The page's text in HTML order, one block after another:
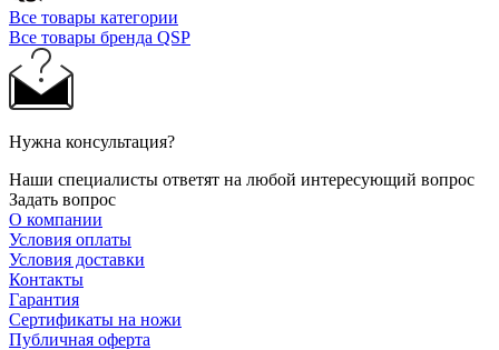
Все товары категории
Все товары бренда QSP
Нужна консультация?
Наши специалисты ответят на любой интересующий вопрос
Задать вопрос
О компании
Условия оплаты
Условия доставки
Контакты
Гарантия
Сертификаты на ножи
Публичная оферта